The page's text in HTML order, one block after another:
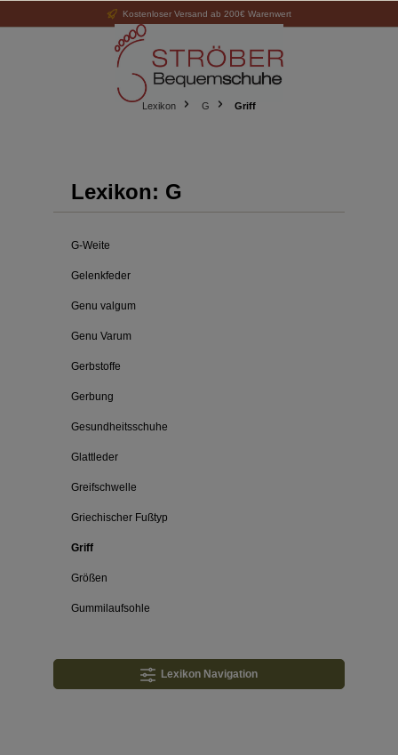
Kostenloser Versand ab 200€ Warenwert
Lexikon G Griff
Lexikon: G
G-Weite
Gelenkfeder
Genu valgum
Genu Varum
Gerbstoffe
Gerbung
Gesundheitsschuhe
Glattleder
Greifschwelle
Griechischer Fußtyp
Griff
Größen
Gummilaufsohle
Lexikon Navigation